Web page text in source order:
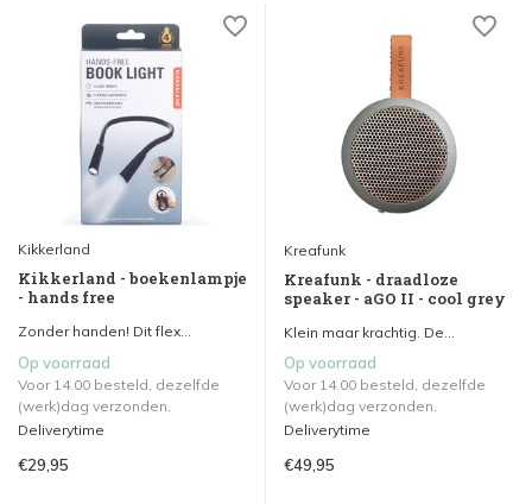
Kikkerland
Kikkerland - boekenlampje
- hands free
Zonder handen! Dit flex...
Op voorraad
Voor 14.00 besteld, dezelfde
(werk)dag verzonden.
Deliverytime
€29,95
Kreafunk
Kreafunk - draadloze
speaker - aGO II - cool grey
Klein maar krachtig. De...
Op voorraad
Voor 14.00 besteld, dezelfde
(werk)dag verzonden.
Deliverytime
€49,95